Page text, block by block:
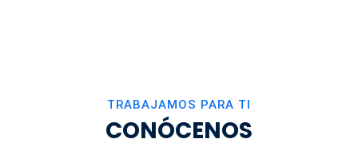
TRABAJAMOS PARA TI
CONÓCENOS